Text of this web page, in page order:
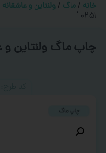
خانه / ماگ / ولنتاین و عاشقانه
۰۲۵۱ ‘